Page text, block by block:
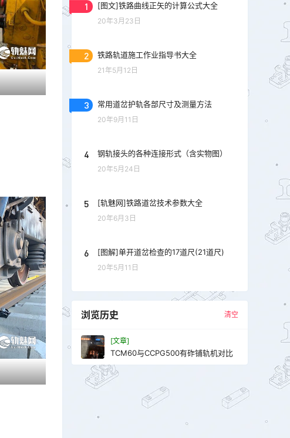
1 [图文]铁路曲线正矢的计算公式大全
20年3月23日
2 铁路轨道施工作业指导书大全
21年5月12日
3 常用道岔护轨各部尺寸及测量方法
20年9月11日
4 钢轨接头的各种连接形式（含实物图）
20年5月24日
5 [轨魅网]铁路道岔技术参数大全
20年6月3日
6 [图解]单开道岔检查的17道尺(21道尺)
20年5月11日
浏览历史 清空
[文章]
TCM60与CCPG500有砟铺轨机对比